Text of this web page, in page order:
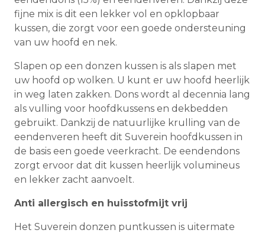
fijne mix is dit een lekker vol en opklopbaar
kussen, die zorgt voor een goede ondersteuning
van uw hoofd en nek.
Slapen op een donzen kussen is als slapen met
uw hoofd op wolken. U kunt er uw hoofd heerlijk
in weg laten zakken. Dons wordt al decennia lang
als vulling voor hoofdkussens en dekbedden
gebruikt. Dankzij de natuurlijke krulling van de
eendenveren heeft dit Suverein hoofdkussen in
de basis een goede veerkracht. De eendendons
zorgt ervoor dat dit kussen heerlijk volumineus
en lekker zacht aanvoelt.
Anti allergisch en huisstofmijt vrij
Het Suverein donzen puntkussen is uitermate